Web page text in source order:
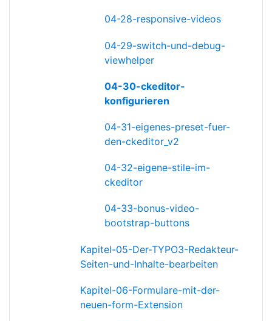
04-28-responsive-videos
04-29-switch-und-debug-
viewhelper
04-30-ckeditor-
konfigurieren
04-31-eigenes-preset-fuer-
den-ckeditor_v2
04-32-eigene-stile-im-
ckeditor
04-33-bonus-video-
bootstrap-buttons
Kapitel-05-Der-TYPO3-Redakteur-
Seiten-und-Inhalte-bearbeiten
Kapitel-06-Formulare-mit-der-
neuen-form-Extension